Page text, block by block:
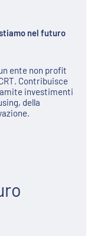
nel futuro
ente non profit
Contribuisce
investimenti
della